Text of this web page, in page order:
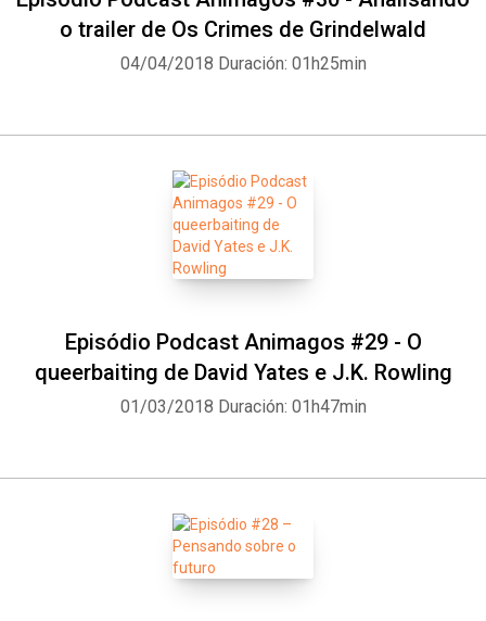
o trailer de Os Crimes de Grindelwald
04/04/2018 Duración: 01h25min
Episódio Podcast Animagos #29 - O
queerbaiting de David Yates e J.K. Rowling
01/03/2018 Duración: 01h47min